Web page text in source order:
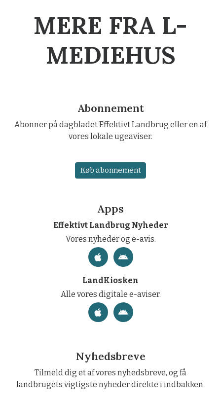
MERE FRA L-
MEDIEHUS
Abonnement
Abonner på dagbladet Effektivt Landbrug eller en af
vores lokale ugeaviser.
Køb abonnement
Apps
Effektivt Landbrug Nyheder
Vores nyheder og e-avis.
LandKiosken
Alle vores digitale e-aviser.
Nyhedsbreve
Tilmeld dig et af vores nyhedsbreve, og få
landbrugets vigtigste nyheder direkte i indbakken.